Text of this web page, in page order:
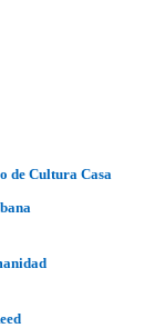
de Cultura Casa